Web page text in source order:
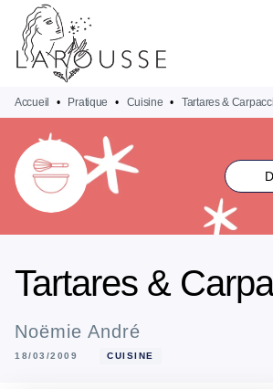
MENU
PIED DE PAGE
Accueil • Pratique • Cuisine • Tartares &
Tartares &
Noëmie André
18/03/2009 CUISINE